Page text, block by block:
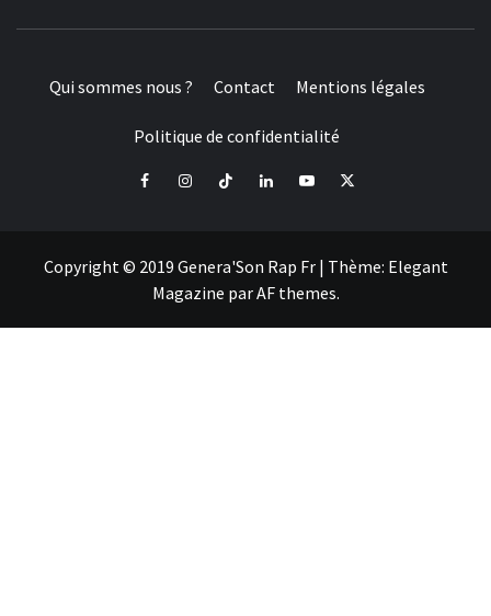
Qui sommes nous ? Contact Mentions légales
Politique de confidentialité
FacebookInstagramTiktok LinkedInYoutube
X
Copyright © 2019 Genera'Son Rap Fr | Thème: Elegant
Magazine parAF themes.